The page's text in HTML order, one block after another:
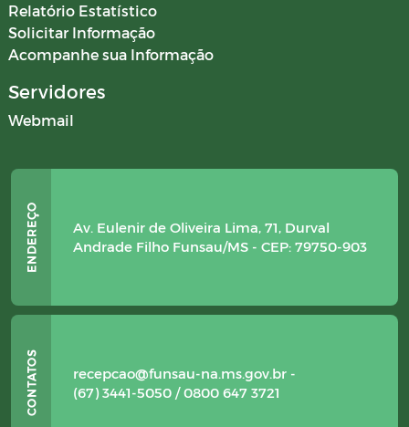
Relatório Estatístico
Solicitar Informação
Acompanhe sua Informação
Servidores
Webmail
Av. Eulenir de Oliveira Lima, 71, Durval
Andrade Filho Funsau/MS - CEP: 79750-903
recepcao@funsau-na.ms.gov.br -
(67) 3441-5050 / 0800 647 3721